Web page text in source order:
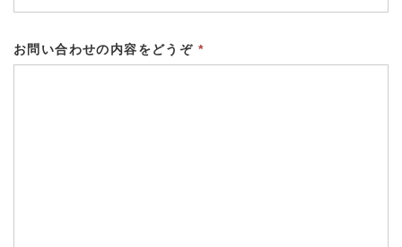
お問い合わせの内容をどうぞ *